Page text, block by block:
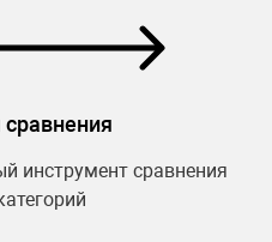
инструмент сравнения